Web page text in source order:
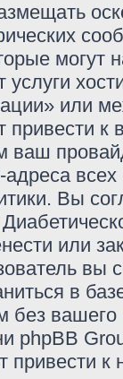
могут
услуги
или
привести
ваш
Вы
или
вы
в
без
phpBB
привести